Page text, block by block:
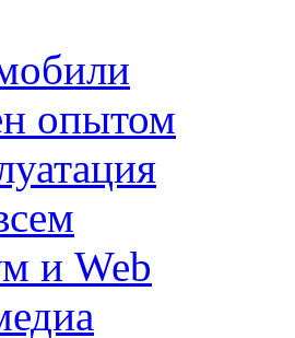
опытом
и Web